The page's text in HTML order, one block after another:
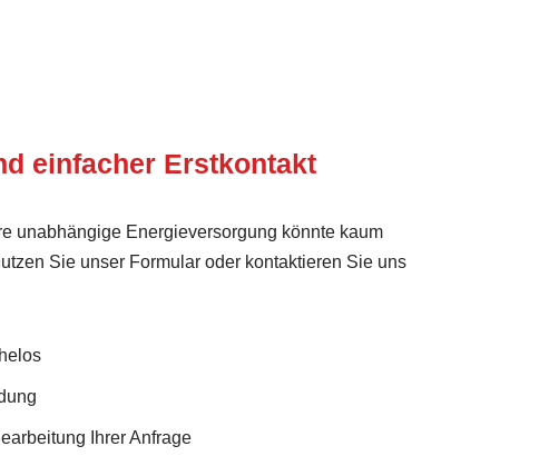
einfacher Erstkontakt
unabhängige Energieversorgung könnte kaum
Sie unser Formular oder kontaktieren Sie uns
Ihrer Anfrage